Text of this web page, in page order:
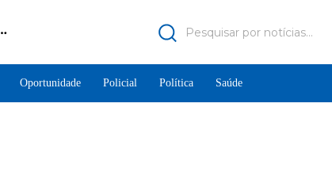
Pesquisar por notícias...
Oportunidade Policial Política Saúde